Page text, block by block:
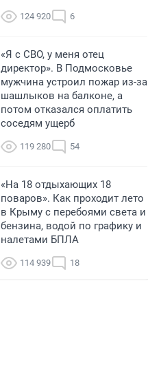
124 920 6
«Я с СВО, у меня отец
директор». В Подмосковье
мужчина устроил пожар из-за
шашлыков на балконе, а
потом отказался оплатить
соседям ущерб
119 280 54
«На 18 отдыхающих 18
поваров». Как проходит лето
в Крыму с перебоями света и
бензина, водой по графику и
налетами БПЛА
114 939 18